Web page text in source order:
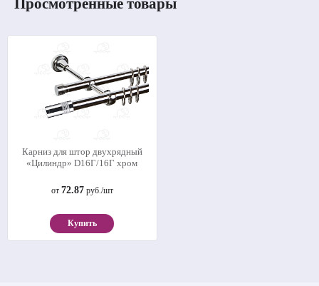
Карниз для штор двухрядный
«Цилиндр» D16Г/16Г хром
от 72.87руб./шт
Купить